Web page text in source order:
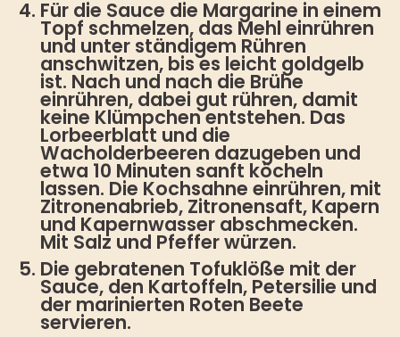
Für die Sauce die Margarine in einem
Topf schmelzen, das Mehl einrühren
und unter ständigem Rühren
anschwitzen, bis es leicht goldgelb
ist. Nach und nach die Brühe
einrühren, dabei gut rühren, damit
keine Klümpchen entstehen. Das
Lorbeerblatt und die
Wacholderbeeren dazugeben und
etwa 10 Minuten sanft köcheln
lassen. Die Kochsahne einrühren, mit
Zitronenabrieb, Zitronensaft, Kapern
und Kapernwasser abschmecken.
Mit Salz und Pfeffer würzen.
Die gebratenen Tofuklöße mit der
Sauce, den Kartoffeln, Petersilie und
der marinierten Roten Beete
servieren.